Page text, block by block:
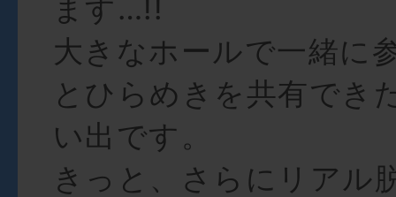
ます…!!
大きなホールで一緒に
とひらめきを共有でき
い出です。
きっと、さらにリアル